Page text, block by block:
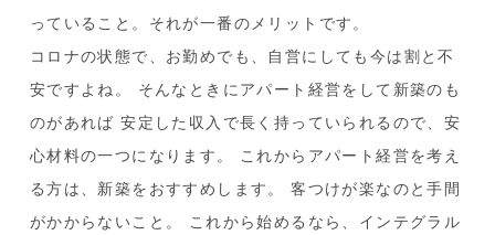
っていること。それが一番のメリットです。
コロナの状態で、お勤めでも、自営にしても今は割と不
安ですよね。
そんなときにアパート経営をして新築のも
のがあれば 安定した収入で長く持っていられるので、安
心材料の一つになります。
これからアパート経営を考え
る方は、新築をおすすめします。
客つけが楽なのと手間
がかからないこと。
これから始めるなら、インテグラル